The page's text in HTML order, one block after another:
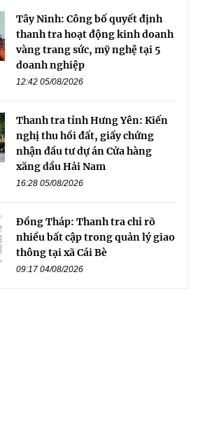
Tây Ninh: Công bố quyết định
thanh tra hoạt động kinh doanh
vàng trang sức, mỹ nghệ tại 5
doanh nghiệp
12:42 05/08/2026
Thanh tra tỉnh Hưng Yên: Kiến
nghị thu hồi đất, giấy chứng
nhận đầu tư dự án Cửa hàng
xăng dầu Hải Nam
16:28 05/08/2026
Đồng Tháp: Thanh tra chỉ rõ
nhiều bất cập trong quản lý giao
thông tại xã Cái Bè
09:17 04/08/2026